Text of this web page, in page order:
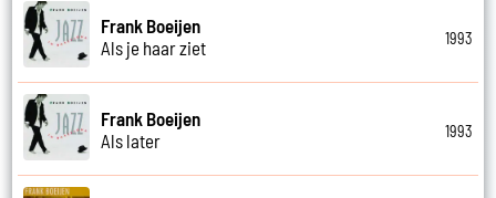
Frank Boeijen
Als je haar ziet
1993
Frank Boeijen
Als later
1993